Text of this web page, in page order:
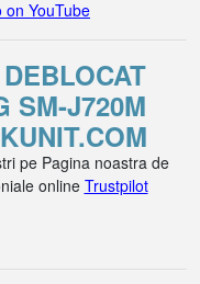
on YouTube
SM-J720M
pe Pagina noastra de
onlineTrustpilot